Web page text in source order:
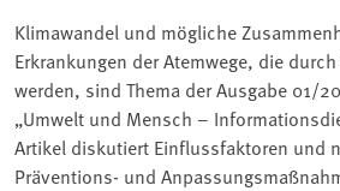
Klimawandel und mögliche
Erkrankungen der Atemwege, die
werden, sind Thema der Ausgabe 01/
„Umwelt und Mensch –
Artikel diskutiert Einflussfaktoren und
Präventions- und